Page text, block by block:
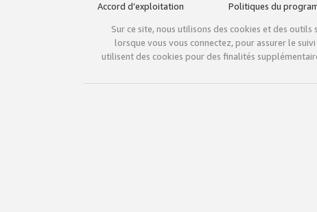
Accord d’exploitation Politiques du
Sur ce site, nous utilisons des cookies et des
lorsque vous vous connectez, pour assurer le
utilisent des cookies pour des finalités